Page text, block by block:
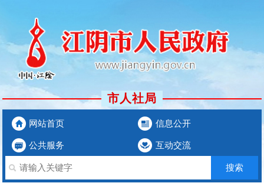
市人社局
网站首页 信息公开
公共服务 互动交流